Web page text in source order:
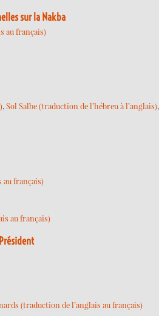
sur la Nakba
au français)
, Sol Salbe (traduction de l’hébreu à l’anglais),
au français)
au français)
(traduction de l’anglais au français)